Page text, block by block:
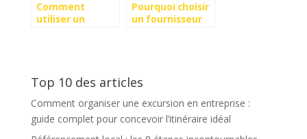
Comment
utiliser un
votre salaire
Pourquoi choisir
un fournisseur
Top 10 des articles
Comment organiser une excursion en entreprise :
guide complet pour concevoir l’itinéraire idéal